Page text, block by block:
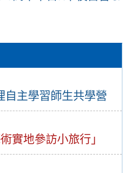
自主學習師生共學營
實地參訪小旅行」